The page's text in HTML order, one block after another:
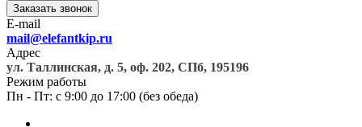
Заказать звонок
E-mail
mail@elefantkip.ru
Адрес
ул. Таллинская, д. 5, оф. 202, СПб, 195196
Режим работы
Пн - Пт: с 9:00 до 17:00 (без обеда)